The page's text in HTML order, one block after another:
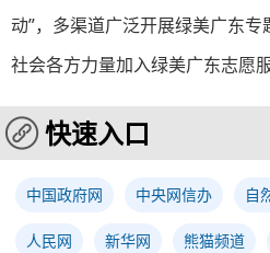
动”，多渠道广泛开展绿美广东
社会各方力量加入绿美广东志愿
快速入口
中国政府网 中央网信办 自
人民网 新华网 熊猫频道